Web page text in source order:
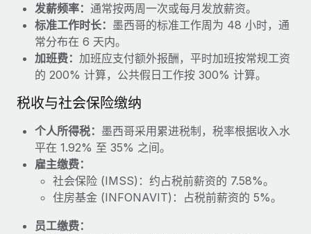
实体设立
快速建立合规实体
人员调配与搬迁
轻松搬迁员工
轻松管理员工福利
As the global workforce continues to expand in response
to the demands of today’s labor market, the...
了解更多
What a Workday global payroll implementation
Most teams hear "payroll implementation" and picture a
six-month project with a dedicated team....
了解更多
发薪频率： 通常按两周一次或每月发放薪资。
标准工作时长： 墨西哥的标准工作周为 48 小时，通
常分布在 6 天内。
加班费： 加班应支付额外报酬，平时加班按常规工资
的 200% 计算，公共假日工作按 300% 计算。
税收与社会保险缴纳
个人所得税： 墨西哥采用累进税制，税率根据收入水
平在 1.92% 至 35% 之间。
雇主缴费：
社会保险 (IMSS)：约占税前薪资的 7.58%。
住房基金 (INFONAVIT)：占税前薪资的 5%。
员工缴费：